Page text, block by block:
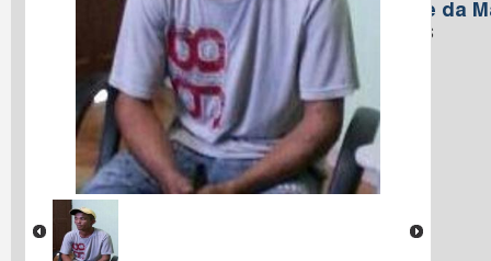
Nome da
Santos